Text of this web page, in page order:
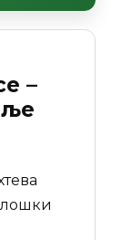
–